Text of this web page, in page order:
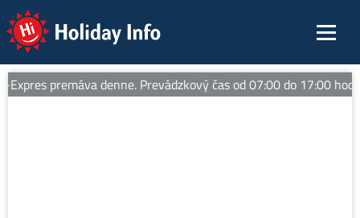
Holiday Info
premáva denne. Prevádzkový čas od 07:00 do 17:00